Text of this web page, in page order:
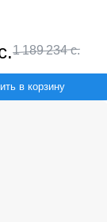
1 189 234 с.
в корзину